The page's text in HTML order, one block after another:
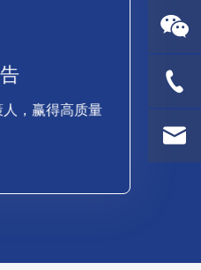
，赢得高质量
，赢得高质量